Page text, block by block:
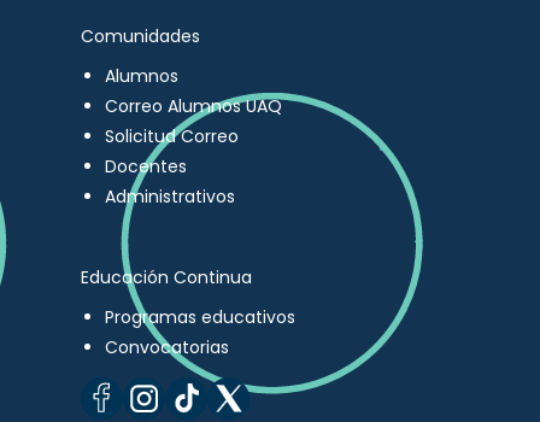
Comunidades
Alumnos
Correo Alumnos UAQ
Solicitud Correo
Docentes
Administrativos
Educación Continua
Programas educativos
Convocatorias